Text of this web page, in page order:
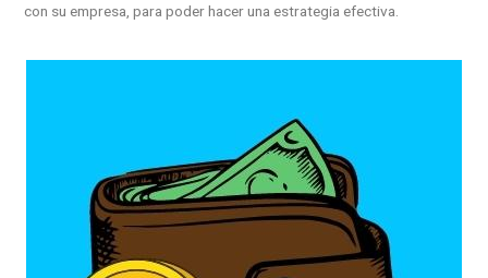
con su empresa, para poder hacer una estrategia efectiva.